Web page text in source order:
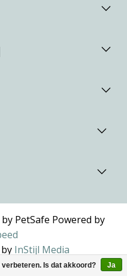
PetSafe Powered by
InStijl Media
Is dat akkoord?
Ja